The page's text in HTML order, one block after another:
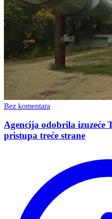
Bez komentara
Agencija odobrila izuzeće
pristupa treće strane